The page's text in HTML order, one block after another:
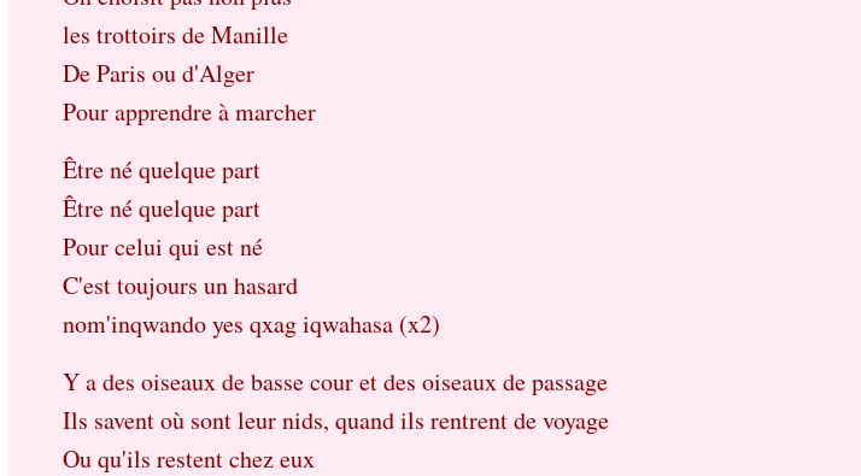
les trottoirs de Manille
De Paris ou d'Alger
Pour apprendre à marcher
Être né quelque part
Être né quelque part
Pour celui qui est né
C'est toujours un hasard
nom'inqwando yes qxag iqwahasa (x2)
Y a des oiseaux de basse cour et des oiseaux de passage
Ils savent où sont leur nids, quand ils rentrent de voyage
Ou qu'ils restent chez eux